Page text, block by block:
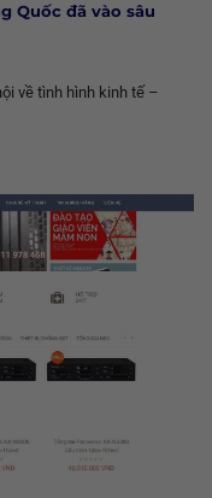
Quốc đã vào sâu
về tình hình kinh tế –